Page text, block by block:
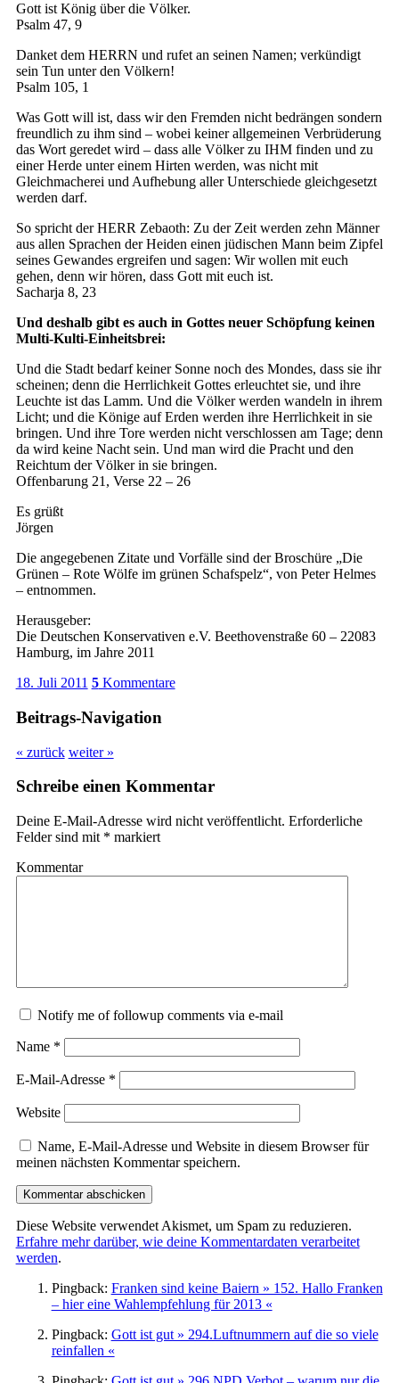
Gott ist König über die Völker.
Psalm 47, 9
Danket dem HERRN und rufet an seinen Namen; verkündigt
sein Tun unter den Völkern!
Psalm 105, 1
Was Gott will ist, dass wir den Fremden nicht bedrängen sondern
freundlich zu ihm sind – wobei keiner allgemeinen Verbrüderung
das Wort geredet wird – dass alle Völker zu IHM finden und zu
einer Herde unter einem Hirten werden, was nicht mit
Gleichmacherei und Aufhebung aller Unterschiede gleichgesetzt
werden darf.
So spricht der HERR Zebaoth: Zu der Zeit werden zehn Männer
aus allen Sprachen der Heiden einen jüdischen Mann beim Zipfel
seines Gewandes ergreifen und sagen: Wir wollen mit euch
gehen, denn wir hören, dass Gott mit euch ist.
Sacharja 8, 23
Und deshalb gibt es auch in Gottes neuer Schöpfung keinen
Multi-Kulti-Einheitsbrei:
Und die Stadt bedarf keiner Sonne noch des Mondes, dass sie ihr
scheinen; denn die Herrlichkeit Gottes erleuchtet sie, und ihre
Leuchte ist das Lamm. Und die Völker werden wandeln in ihrem
Licht; und die Könige auf Erden werden ihre Herrlichkeit in sie
bringen. Und ihre Tore werden nicht verschlossen am Tage; denn
da wird keine Nacht sein. Und man wird die Pracht und den
Reichtum der Völker in sie bringen.
Offenbarung 21, Verse 22 – 26
Es grüßt
Jörgen
Die angegebenen Zitate und Vorfälle sind der Broschüre „Die
Grünen – Rote Wölfe im grünen Schafspelz“, von Peter Helmes
– entnommen.
Herausgeber:
Die Deutschen Konservativen e.V. Beethovenstraße 60 – 22083
Hamburg, im Jahre 2011
18. Juli 2011 5Kommentare
Beitrags-Navigation
« zurück weiter »
Schreibe einen Kommentar
Deine E-Mail-Adresse wird nicht veröffentlicht. Erforderliche
Felder sind mit * markiert
Kommentar
Notify me of followup comments via e-mail
Name *
E-Mail-Adresse *
Website
Name, E-Mail-Adresse und Website in diesem Browser für
meinen nächsten Kommentar speichern.
Diese Website verwendet Akismet, um Spam zu reduzieren.
Erfahre mehr darüber, wie deine Kommentardaten verarbeitet
werden.
Pingback: Franken sind keine Baiern » 152. Hallo Franken
– hier eine Wahlempfehlung für 2013 «
Pingback: Gott ist gut » 294.Luftnummern auf die so viele
reinfallen «